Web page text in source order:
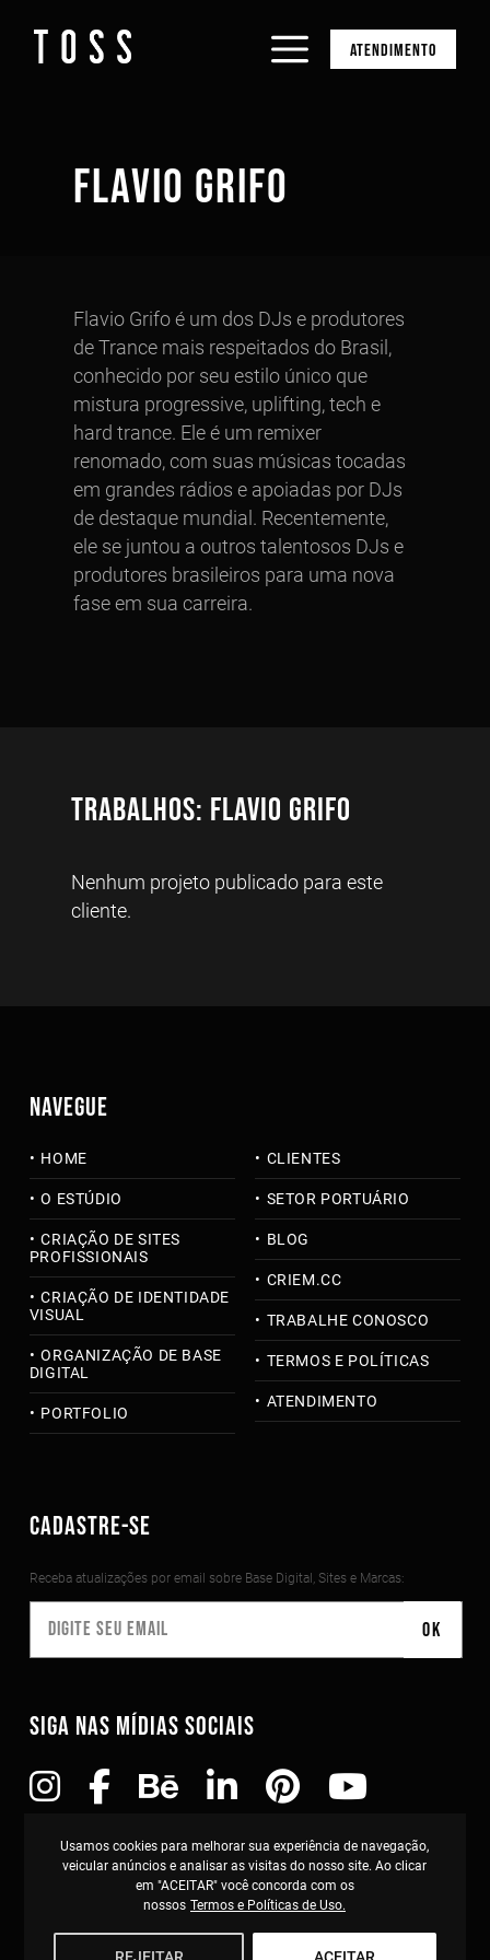
Usamos cookies para melhorar sua experiência de navegação,
veicular anúncios e analisar as visitas do nosso site. Ao clicar
em "ACEITAR" você concorda com os
nossos Termos e Políticas de Uso.
ATENDIMENTO
FLAVIO GRIFO
Flavio Grifo é um dos DJs e produtores
de Trance mais respeitados do Brasil,
conhecido por seu estilo único que
mistura progressive, uplifting, tech e
hard trance. Ele é um remixer
renomado, com suas músicas tocadas
em grandes rádios e apoiadas por DJs
de destaque mundial. Recentemente,
ele se juntou a outros talentosos DJs e
produtores brasileiros para uma nova
fase em sua carreira.
Trabalhos: Flavio Grifo
Nenhum projeto publicado para este
cliente.
NAVEGUE
HOME
O ESTÚDIO
CRIAÇÃO DE SITES
PROFISSIONAIS
CRIAÇÃO DE IDENTIDADE
VISUAL
ORGANIZAÇÃO DE BASE
DIGITAL
PORTFOLIO
CLIENTES
SETOR PORTUÁRIO
BLOG
CRIEM.CC
TRABALHE CONOSCO
TERMOS E POLÍTICAS
ATENDIMENTO
CADASTRE-SE
Receba atualizações por email sobre Base Digital, Sites e Marcas:
SIGA NAS MÍDIAS SOCIAIS
TOSS Studio . Curitiba-PR . CNPJ: 11.432.963/0001-80